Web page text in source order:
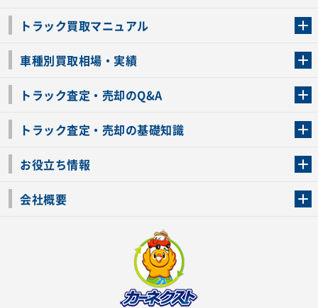
トラック買取マニュアル
車種別買取相場・実績
トラック査定・売却のQ&A
トラック査定・売却の基礎知識
お役立ち情報
会社概要